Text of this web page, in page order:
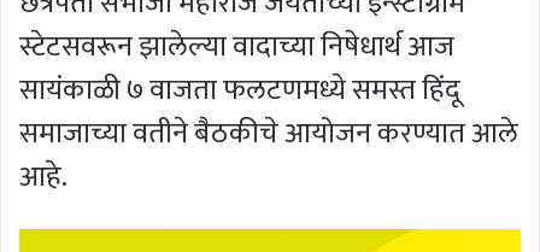
स्टेटसवरून झालेल्या वादाच्या निषेधार्थ आज
सायंकाळी ७ वाजता फलटणमध्ये समस्त हिंदू
समाजाच्या वतीने बैठकीचे आयोजन करण्यात आले
आहे.